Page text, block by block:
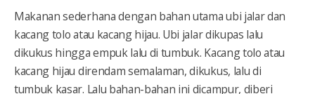
Makanan sederhana dengan bahan utama ubi jalar dan
kacang tolo atau kacang hijau. Ubi jalar dikupas lalu
dikukus hingga empuk lalu di tumbuk. Kacang tolo atau
kacang hijau direndam semalaman, dikukus, lalu di
tumbuk kasar. Lalu bahan-bahan ini dicampur, diberi